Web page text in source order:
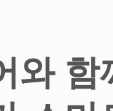
와 함